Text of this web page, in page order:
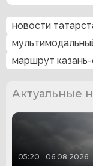
новости
маршрут
Актуальные
05:20 06.08.2026